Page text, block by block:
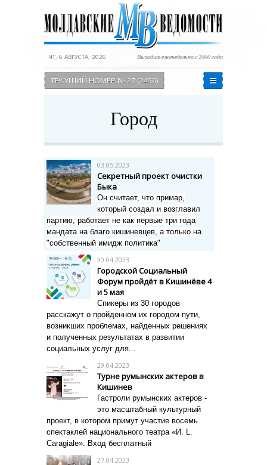
ЧТ, 6 АВГУСТА, 2026 Выходит еженедельно с 2000 года
ТЕКУЩИЙ НОМЕР № 27 (2450)
Город
03.05.2023
Секретный проект очистки
Быка
Он считает, что примар,
который создал и возглавил
партию, работает не как первые три года
мандата на благо кишиневцев, а только на
"собственный имидж политика"
30.04.2023
Городской Социальный
Форум пройдёт в Кишинёве 4
и 5 мая
Спикеры из 30 городов
расскажут о пройденном их городом пути,
возникших проблемах, найденных решениях
и полученных результатах в развитии
социальных услуг для...
29.04.2023
Турне румынских актеров в
Кишинев
Гастроли румынских актеров -
это масштабный культурный
проект, в котором примут участие восемь
спектаклей национального театра «И. L.
Caragiale». Вход бесплатный
27.04.2023